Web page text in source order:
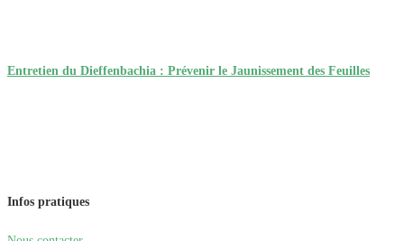
Entretien du Dieffenbachia : Prévenir le Jaunissement des Feuilles
Infos pratiques